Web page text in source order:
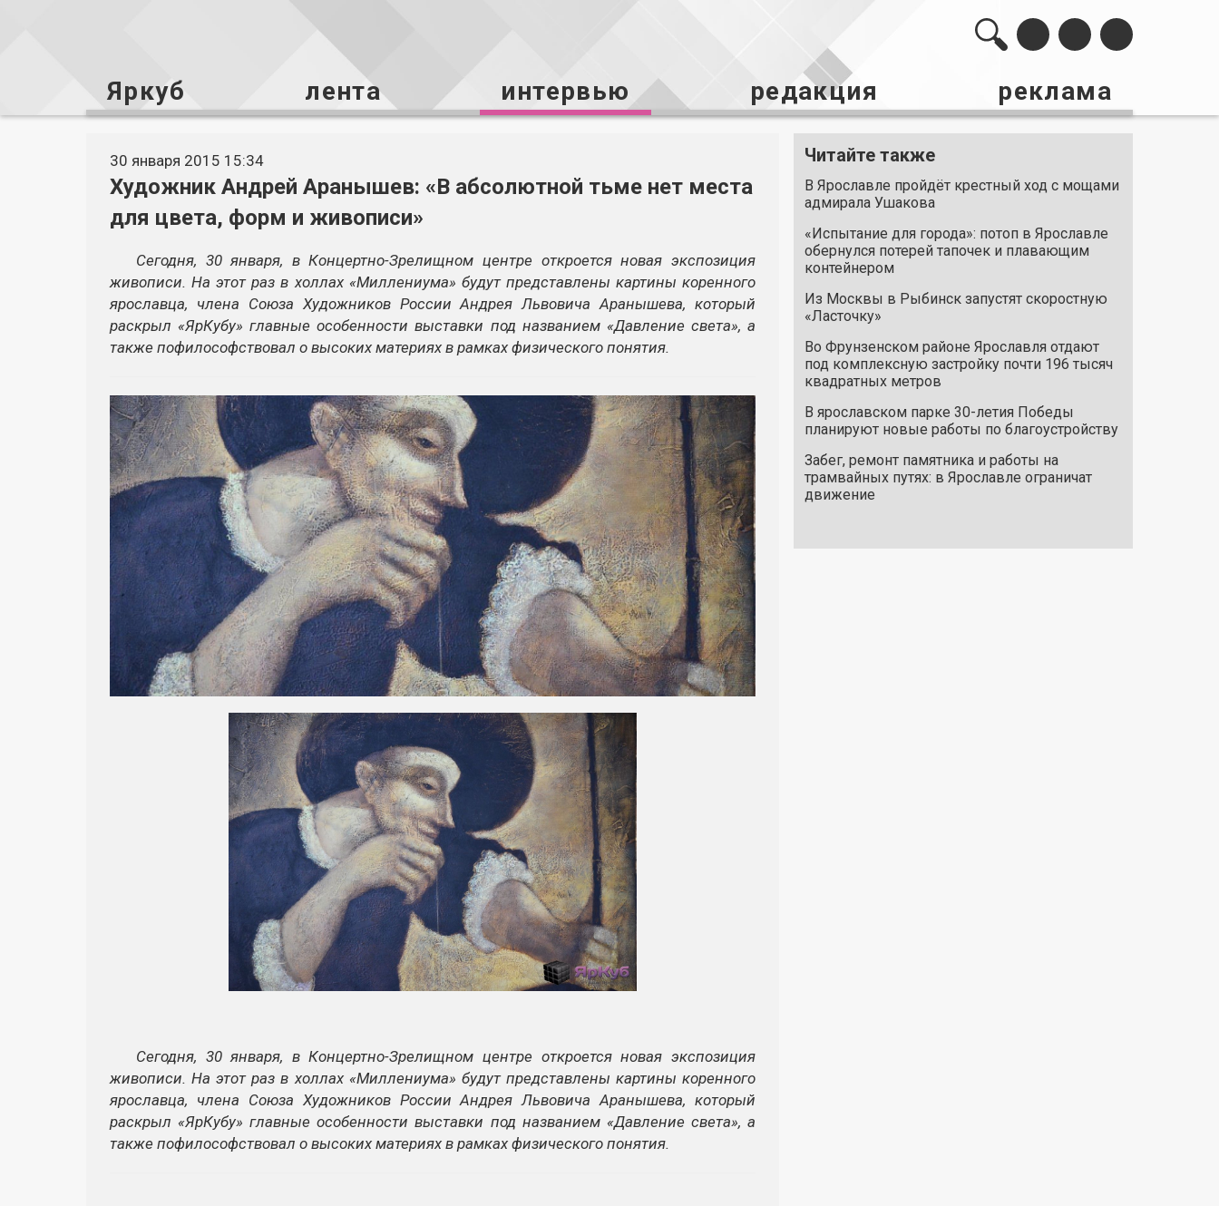
Яркуб лента интервью редакция реклама
30 января 2015 15:34
Художник Андрей Аранышев: «В абсолютной тьме нет места
для цвета, форм и живописи»
Сегодня, 30 января, в Концертно-Зрелищном центре откроется новая экспозиция
живописи. На этот раз в холлах «Миллениума» будут представлены картины коренного
ярославца, члена Союза Художников России Андрея Львовича Аранышева, который
раскрыл «ЯрКубу» главные особенности выставки под названием «Давление света», а
также пофилософствовал о высоких материях в рамках физического понятия.
Сегодня, 30 января, в Концертно-Зрелищном центре откроется новая экспозиция
живописи. На этот раз в холлах «Миллениума» будут представлены картины коренного
ярославца, члена Союза Художников России Андрея Львовича Аранышева, который
раскрыл «ЯрКубу» главные особенности выставки под названием «Давление света», а
также пофилософствовал о высоких материях в рамках физического понятия.
Читайте также
В Ярославле пройдёт крестный ход с мощами
адмирала Ушакова
«Испытание для города»: потоп в Ярославле
обернулся потерей тапочек и плавающим
контейнером
Из Москвы в Рыбинск запустят скоростную
«Ласточку»
Во Фрунзенском районе Ярославля отдают
под комплексную застройку почти 196 тысяч
квадратных метров
В ярославском парке 30-летия Победы
планируют новые работы по благоустройству
Забег, ремонт памятника и работы на
трамвайных путях: в Ярославле ограничат
движение